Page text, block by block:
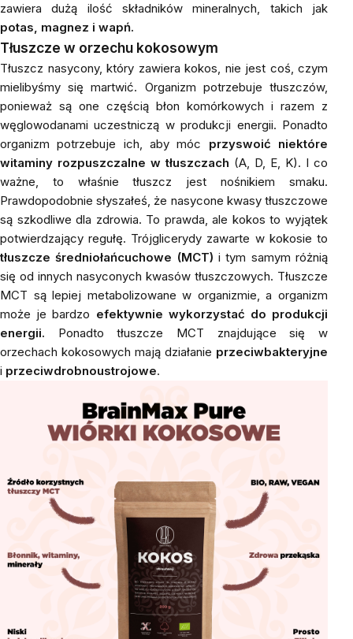
zawiera dużą ilość składników mineralnych, takich jak
potas, magnez i wapń.
Tłuszcze w orzechu kokosowym
Tłuszcz nasycony, który zawiera kokos, nie jest coś, czym
mielibyśmy się martwić. Organizm potrzebuje tłuszczów,
ponieważ są one częścią błon komórkowych i razem z
węglowodanami uczestniczą w produkcji energii. Ponadto
organizm potrzebuje ich, aby móc przyswoić niektóre
witaminy rozpuszczalne w tłuszczach (A, D, E, K). I co
ważne, to właśnie tłuszcz jest nośnikiem smaku.
Prawdopodobnie słyszałeś, że nasycone kwasy tłuszczowe
są szkodliwe dla zdrowia. To prawda, ale kokos to wyjątek
potwierdzający regułę. Trójglicerydy zawarte w kokosie to
tłuszcze średniołańcuchowe (MCT) i tym samym różnią
się od innych nasyconych kwasów tłuszczowych. Tłuszcze
MCT są lepiej metabolizowane w organizmie, a organizm
może je bardzo efektywnie wykorzystać do produkcji
energii. Ponadto tłuszcze MCT znajdujące się w
orzechach kokosowych mają działanie przeciwbakteryjne
i przeciwdrobnoustrojowe.